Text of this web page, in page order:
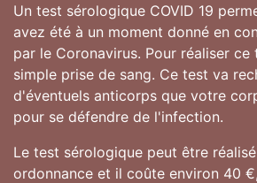
Un test sérologique COVID 19
avez été à un moment donné en
par le Coronavirus. Pour réaliser
simple prise de sang. Ce test va
d'éventuels anticorps que votre
pour se défendre de l'infection.
Le test sérologique peut être
ordonnance et il coûte environ 40